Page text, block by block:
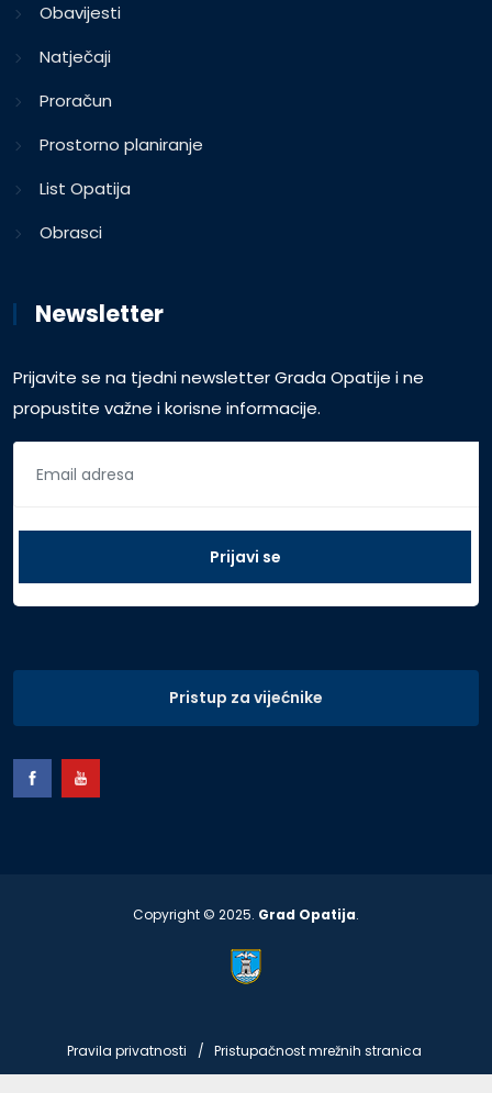
Obavijesti
Natječaji
Proračun
Prostorno planiranje
List Opatija
Obrasci
Newsletter
Prijavite se na tjedni newsletter Grada Opatije i ne
propustite važne i korisne informacije.
Pristup za vijećnike
Copyright © 2025. Grad Opatija.
Pravila privatnosti Pristupačnost mrežnih stranica